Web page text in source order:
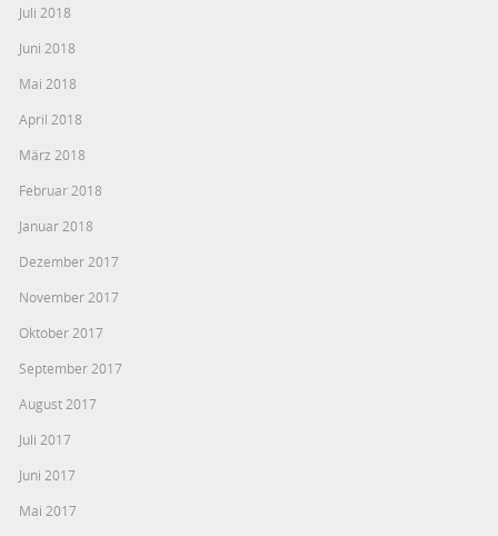
Juli 2018
Juni 2018
Mai 2018
April 2018
März 2018
Februar 2018
Januar 2018
Dezember 2017
November 2017
Oktober 2017
September 2017
August 2017
Juli 2017
Juni 2017
Mai 2017